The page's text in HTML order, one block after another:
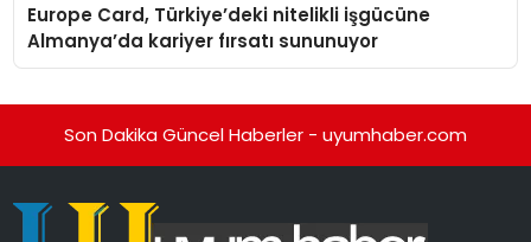
Europe Card, Türkiye’deki nitelikli işgücüne
Almanya’da kariyer fırsatı sununuyor
Son Dakika Güncel Haberler - uyumhaber.com